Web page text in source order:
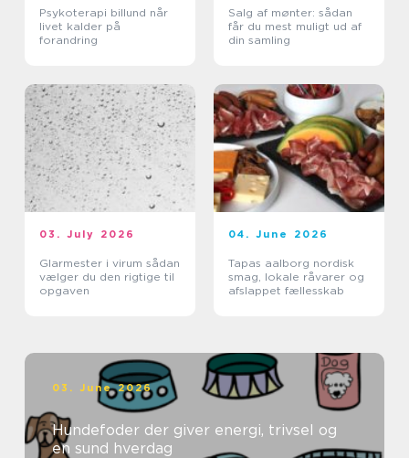
Psykoterapi billund når
livet kalder på
forandring
Salg af mønter: sådan
får du mest muligt ud af
din samling
03. July 2026
Glarmester i virum sådan
vælger du den rigtige til
opgaven
04. June 2026
Tapas aalborg nordisk
smag, lokale råvarer og
afslappet fællesskab
03. June 2026
Hundefoder der giver energi, trivsel og
en sund hverdag